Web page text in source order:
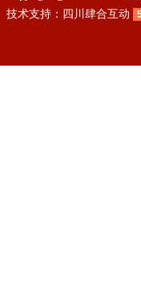
技术支持： 四川肆合互动